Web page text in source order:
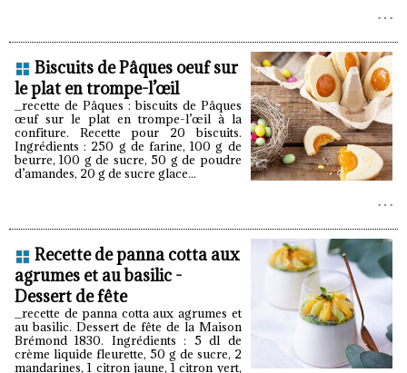
Biscuits de Pâques oeuf sur
le plat en trompe-l’œil
_recette de Pâques : biscuits de Pâques
œuf sur le plat en trompe-l’œil à la
confiture. Recette pour 20 biscuits.
Ingrédients : 250 g de farine, 100 g de
beurre, 100 g de sucre, 50 g de poudre
d’amandes, 20 g de sucre glace...
Recette de panna cotta aux
agrumes et au basilic -
Dessert de fête
_recette de panna cotta aux agrumes et
au basilic. Dessert de fête de la Maison
Brémond 1830. Ingrédients : 5 dl de
crème liquide fleurette, 50 g de sucre, 2
mandarines, 1 citron jaune, 1 citron vert,